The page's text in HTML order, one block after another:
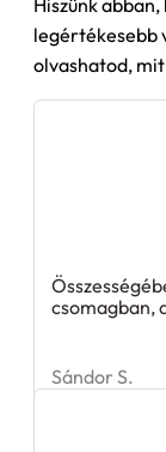
Hiszünk
legértékesebb
olvashatod,
csomagban,
Sándor S.